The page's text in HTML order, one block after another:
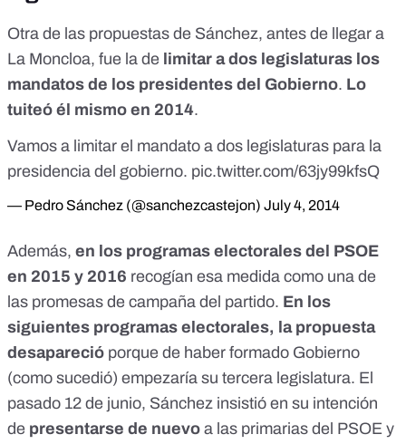
Otra de las propuestas de Sánchez, antes de llegar a
La Moncloa, fue la de limitar a dos legislaturas los
mandatos de los presidentes del Gobierno. Lo
tuiteó él mismo en 2014.
Vamos a limitar el mandato a dos legislaturas para la
presidencia del gobierno. pic.twitter.com/63jy99kfsQ
— Pedro Sánchez (@sanchezcastejon) July 4, 2014
Además, en los programas electorales del PSOE
en 2015 y 2016 recogían esa medida como una de
las promesas de campaña del partido. En los
siguientes programas electorales, la propuesta
desapareció porque de haber formado Gobierno
(como sucedió) empezaría su tercera legislatura. El
pasado 12 de junio, Sánchez insistió en su intención
de presentarse de nuevo a las primarias del PSOE y